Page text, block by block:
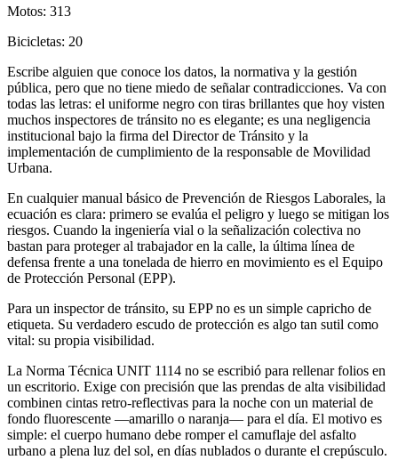
Motos: 313
Bicicletas: 20
Escribe alguien que conoce los datos, la normativa y la gestión
pública, pero que no tiene miedo de señalar contradicciones. Va con
todas las letras: el uniforme negro con tiras brillantes que hoy visten
muchos inspectores de tránsito no es elegante; es una negligencia
institucional bajo la firma del Director de Tránsito y la
implementación de cumplimiento de la responsable de Movilidad
Urbana.
En cualquier manual básico de Prevención de Riesgos Laborales, la
ecuación es clara: primero se evalúa el peligro y luego se mitigan los
riesgos. Cuando la ingeniería vial o la señalización colectiva no
bastan para proteger al trabajador en la calle, la última línea de
defensa frente a una tonelada de hierro en movimiento es el Equipo
de Protección Personal (EPP).
Para un inspector de tránsito, su EPP no es un simple capricho de
etiqueta. Su verdadero escudo de protección es algo tan sutil como
vital: su propia visibilidad.
La Norma Técnica UNIT 1114 no se escribió para rellenar folios en
un escritorio. Exige con precisión que las prendas de alta visibilidad
combinen cintas retro-reflectivas para la noche con un material de
fondo fluorescente —amarillo o naranja— para el día. El motivo es
simple: el cuerpo humano debe romper el camuflaje del asfalto
urbano a plena luz del sol, en días nublados o durante el crepúsculo.